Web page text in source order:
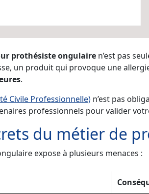
prothésiste ongulaire n’est pas
un produit qui provoque une
.
Civile Professionnelle) n’est pas
professionnels pour valider
du métier de
expose à plusieurs menaces :